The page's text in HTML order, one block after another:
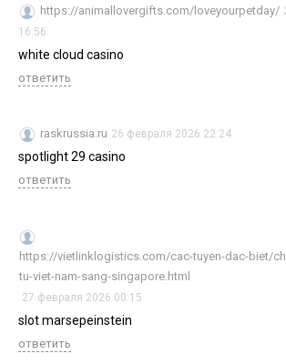
https://animallovergifts.com/loveyourpetday/
16:56
white cloud casino
ответить
raskrussia.ru 26 февраля 2026 22:24
spotlight 29 casino
ответить
https://vietlinklogistics.com/cac-tuyen-dac-biet/
tu-viet-nam-sang-singapore.html
27 февраля 2026 00:15
slot marsepeinstein
ответить